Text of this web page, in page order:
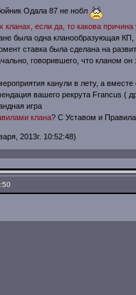
Одала 87 не нобл
кланах, если да, то какова причина
была одна кланообразующая
ставка была сделана на
говорившего, что кланом
канули в лету, а
вашего рекрута Francus (
игра
клана? С Уставом и
2013г. 10:52:48)